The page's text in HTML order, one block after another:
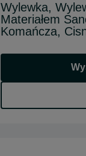
Wylewka,
Materiałem
Komańcza,